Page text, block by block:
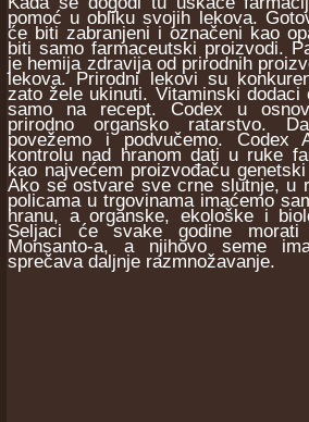
pomoć u obliku svojih lekova.
će biti zabranjeni i označeni kao
biti samo farmaceutski proizvodi.
je hemija zdravija od prirodnih
lekova. Prirodni lekovi su
zato žele ukinuti. Vitaminski
samo na recept. Codex u
prirodno organsko ratarstvo.
povežemo i podvučemo. Codex
kontrolu nad hranom dati u ruke
kao najvećem proizvođaču
Ako se ostvare sve crne slutnje, u
policama u trgovinama imaćemo
hranu, a organske, ekološke i
Seljaci će svake godine morati
Monsanto-a, a njihovo seme
sprečava daljnje razmnožavanje.